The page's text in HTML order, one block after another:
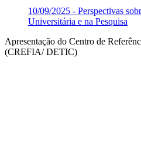
10/09/2025 - Perspectivas
Universitária e na Pesquisa
Apresentação do Centro de
(CREFIA/ DETIC)